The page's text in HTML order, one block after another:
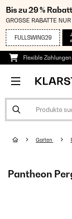
Bis zu 29 %
GROSSE RABATTE
FULLSWING29
Flexible Zahlungen
Garten
Pantheon